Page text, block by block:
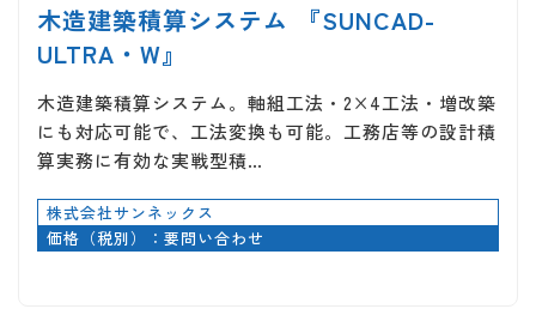
木造建築積算システム 『SUNCAD-
ULTRA・W』
木造建築積算システム。軸組工法・2×4工法・増改築
にも対応可能で、工法変換も可能。工務店等の設計積
算実務に有効な実戦型積…
株式会社サンネックス
価格（税別）：要問い合わせ